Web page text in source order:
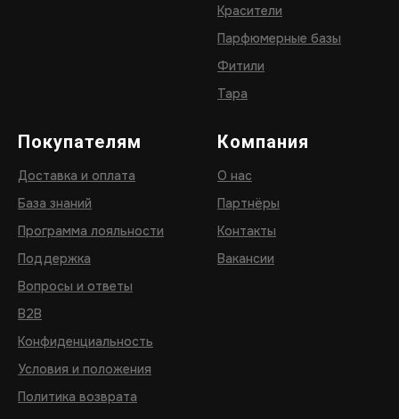
Красители
Парфюмерные базы
Фитили
Тара
Покупателям
Доставка и оплата
База знаний
Программа лояльности
Поддержка
Вопросы и ответы
B2B
Конфиденциальность
Условия и положения
Политика возврата
Компания
О нас
Партнёры
Контакты
Вакансии